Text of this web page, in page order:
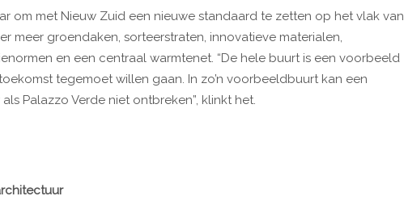
om met Nieuw Zuid een nieuwe standaard te zetten op het vlak van
meer groendaken, sorteerstraten, innovatieve materialen,
en een centraal warmtenet. “De hele buurt is een voorbeeld
tegemoet willen gaan. In zo’n voorbeeldbuurt kan een
Palazzo Verde niet ontbreken”, klinkt het.